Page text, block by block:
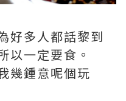
好多人都話黎到
以一定要食。
幾鍾意呢個玩